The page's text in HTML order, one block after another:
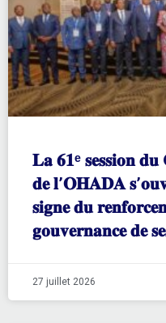
𝐋𝐚 𝟔𝟏ᵉ 𝐬𝐞𝐬𝐬𝐢𝐨𝐧 𝐝𝐮
𝐝𝐞 𝐥’𝐎𝐇𝐀𝐃𝐀
𝐬𝐢𝐠𝐧𝐞 𝐝𝐮
𝐠𝐨𝐮𝐯𝐞𝐫𝐧𝐚𝐧𝐜𝐞 𝐝𝐞
27 juillet 2026